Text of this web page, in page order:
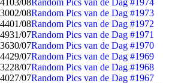
4103/08Random Pics van de Dag #1974
3002/08Random Pics van de Dag #1973
4401/08Random Pics van de Dag #1972
4931/07Random Pics van de Dag #1971
3630/07Random Pics van de Dag #1970
4429/07Random Pics van de Dag #1969
3228/07Random Pics van de Dag #1968
4027/07Random Pics van de Dag #1967